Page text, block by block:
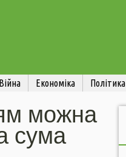
Війна Економіка Політика
можна
сума